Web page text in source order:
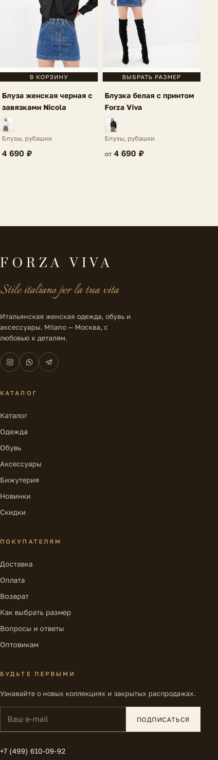
В КОРЗИНУ
Блуза женская черная с
завязками Nicola
Блузы, рубашки
4 690 ₽
ВЫБРАТЬ РАЗМЕР
Блузка белая с принтом
Forza Viva
Блузы, рубашки
от4 690 ₽
FORZA VIVA
Stile italiano per la tua vita
Итальянская женская одежда, обувь и
аксессуары. Milano — Москва, с
любовью к деталям.
КАТАЛОГ
Каталог
Одежда
Обувь
Аксессуары
Бижутерия
Новинки
Скидки
ПОКУПАТЕЛЯМ
Доставка
Оплата
Возврат
Как выбрать размер
Вопросы и ответы
Оптовикам
БУДЬТЕ ПЕРВЫМИ
Узнавайте о новых коллекциях и закрытых распродажах.
ПОДПИСАТЬСЯ
+7 (499) 610-09-92